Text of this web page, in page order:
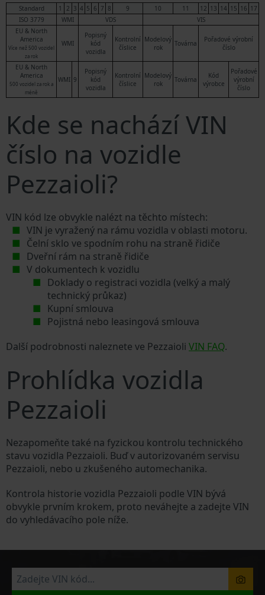
Standard 1 2 3 4 5 6 7 8 9 10 11 12 13 14 15 16 17
ISO 3779
WMI VDS
VIS
EU & North
America
Více než 500 vozidel
za rok
WMI
Popisný
kód
vozidla
Kontrolní
číslice
Modelový
rok
Továrna
Pořadové výrobní
číslo
EU & North
America
500 vozidel za rok a
méně
WMI 9
Popisný
kód
vozidla
Kontrolní
číslice
Modelový
rok
Továrna
Kód
výrobce
Pořadové
výrobní
číslo
Kde se nachází VIN
číslo na vozidle
Pezzaioli?
VIN kód lze obvykle nalézt na těchto místech:
VIN je vyražený na rámu vozidla v oblasti motoru.
Čelní sklo ve spodním rohu na straně řidiče
Dveřní rám na straně řidiče
V dokumentech k vozidlu
Doklady o registraci vozidla (velký a malý
technický průkaz)
Kupní smlouva
Pojistná nebo leasingová smlouva
Další podrobnosti naleznete ve Pezzaioli VIN FAQ.
Prohlídka vozidla
Pezzaioli
Nezapomeňte také na fyzickou kontrolu technického
stavu vozidla Pezzaioli. Buď v autorizovaném servisu
Pezzaioli, nebo u zkušeného automechanika.
Kontrola historie vozidla Pezzaioli podle VIN bývá
obvykle prvním krokem, proto neváhejte a zadejte VIN
do vyhledávacího pole níže.